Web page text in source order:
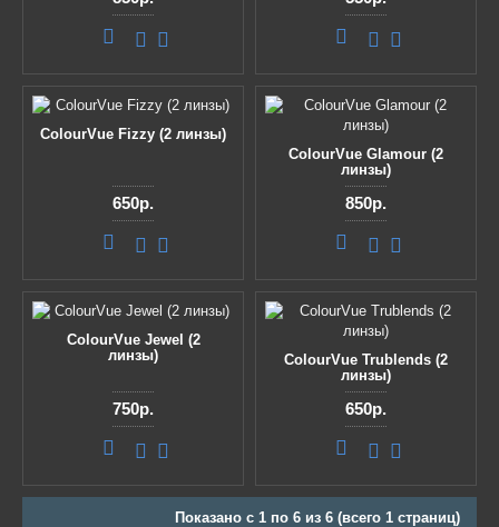
ColourVue Fizzy (2 линзы)
650р.
ColourVue Glamour (2
линзы)
850р.
ColourVue Jewel (2
линзы)
750р.
ColourVue Trublends (2
линзы)
650р.
Показано с 1 по 6 из 6 (всего 1 страниц)